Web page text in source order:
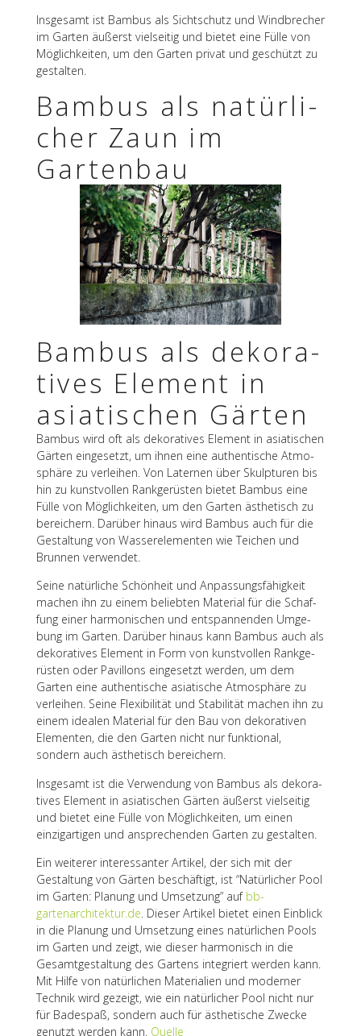
Insge­samt ist Bambus als Sicht­schutz und Wind­bre­cher
im Garten äußerst viel­sei­tig und bietet eine Fülle von
Möglich­kei­ten, um den Garten privat und geschützt zu
gestalten.
Bambus als natür­li­
cher Zaun im
Gartenbau
Bambus als deko­ra­
ti­ves Element in
asia­ti­schen Gärten
Bambus wird oft als deko­ra­ti­ves Element in asia­ti­schen
Gärten einge­setzt, um ihnen eine authen­ti­sche Atmo­
sphäre zu verlei­hen. Von Later­nen über Skulp­tu­ren bis
hin zu kunst­vol­len Rank­ge­rüs­ten bietet Bambus eine
Fülle von Möglich­kei­ten, um den Garten ästhe­tisch zu
berei­chern. Darüber hinaus wird Bambus auch für die
Gestal­tung von Wasser­ele­men­ten wie Teichen und
Brun­nen verwendet.
Seine natür­li­che Schön­heit und Anpas­sungs­fä­hig­keit
machen ihn zu einem belieb­ten Mate­rial für die Schaf­
fung einer harmo­ni­schen und entspan­nen­den Umge­
bung im Garten. Darüber hinaus kann Bambus auch als
deko­ra­ti­ves Element in Form von kunst­vol­len Rank­ge­
rüs­ten oder Pavil­lons einge­setzt werden, um dem
Garten eine authen­ti­sche asia­ti­sche Atmo­sphäre zu
verlei­hen. Seine Flexi­bi­li­tät und Stabi­li­tät machen ihn zu
einem idea­len Mate­rial für den Bau von deko­ra­ti­ven
Elemen­ten, die den Garten nicht nur funk­tio­nal,
sondern auch ästhe­tisch bereichern.
Insge­samt ist die Verwen­dung von Bambus als deko­ra­
ti­ves Element in asia­ti­schen Gärten äußerst viel­sei­tig
und bietet eine Fülle von Möglich­kei­ten, um einen
einzig­ar­ti­gen und anspre­chen­den Garten zu gestalten.
Ein weite­rer inter­es­san­ter Arti­kel, der sich mit der
Gestal­tung von Gärten beschäf­tigt, ist “Natür­li­cher Pool
im Garten: Planung und Umset­zung” auf bb-
gartenarchitektur.de. Dieser Arti­kel bietet einen Einblick
in die Planung und Umset­zung eines natür­li­chen Pools
im Garten und zeigt, wie dieser harmo­nisch in die
Gesamt­ge­stal­tung des Gartens inte­griert werden kann.
Mit Hilfe von natür­li­chen Mate­ria­lien und moder­ner
Tech­nik wird gezeigt, wie ein natür­li­cher Pool nicht nur
für Bade­spaß, sondern auch für ästhe­ti­sche Zwecke
genutzt werden kann. Quelle